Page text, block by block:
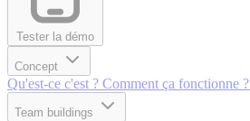
Tester la démo
Concept
Qu'est-ce c'est ? Comment ça fonctionne ?
Team buildings